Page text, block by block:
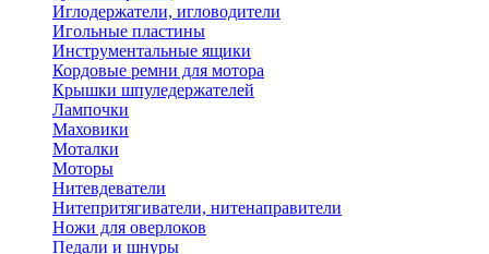
Иглодержатели, игловодители
Игольные пластины
Инструментальные ящики
Кордовые ремни для мотора
Крышки шпуледержателей
Лампочки
Маховики
Моталки
Моторы
Нитевдеватели
Нитепритягиватели, нитенаправители
Ножи для оверлоков
Педали и шнуры